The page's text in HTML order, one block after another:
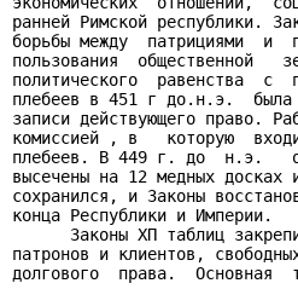
ранней Римской республики.
борьбы между  патрициями  и
пользования  общественной
политического  равенства  с
плебеев в 451 г до.н.э.  была
записи действующего право.
комиссией , в   которую
плебеев. В 449 г. до  н.э.
высечены на 12 медных
сохранился, и Законы
конца Республики и Империи.
Законы ХП таблиц
патронов и клиентов,
долгового  права.  Основная